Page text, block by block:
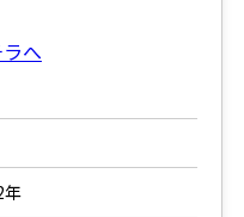
へ
年